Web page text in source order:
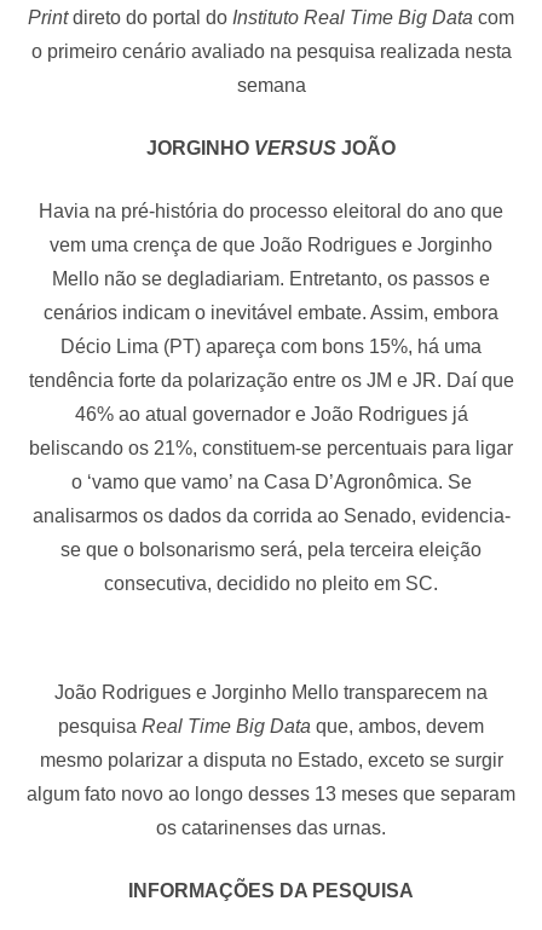
Printdireto do portal do Instituto Real Time Big Data com
o primeiro cenário avaliado na pesquisa realizada nesta
semana
JORGINHO VERSUS JOÃO
Havia na pré-história do processo eleitoral do ano que
vem uma crença de que João Rodrigues e Jorginho
Mello não se degladiariam. Entretanto, os passos e
cenários indicam o inevitável embate. Assim, embora
Décio Lima (PT) apareça com bons 15%, há uma
tendência forte da polarização entre os JM e JR. Daí que
46% ao atual governador e João Rodrigues já
beliscando os 21%, constituem-se percentuais para ligar
o ‘vamo que vamo’ na Casa D’Agronômica. Se
analisarmos os dados da corrida ao Senado, evidencia-
se que o bolsonarismo será, pela terceira eleição
consecutiva, decidido no pleito em SC.
João Rodrigues e Jorginho Mello transparecem na
pesquisa Real Time Big Data que, ambos, devem
mesmo polarizar a disputa no Estado, exceto se surgir
algum fato novo ao longo desses 13 meses que separam
os catarinenses das urnas.
INFORMAÇÕES DA PESQUISA